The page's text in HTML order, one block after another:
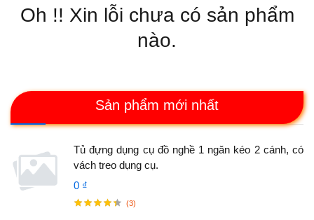
Sản phẩm mới nhất
Tủ đựng dụng cụ đồ nghề 1 ngăn kéo 2 cánh, có
vách treo dụng cụ.
0 ₫
(3)
Oh !! Xin lỗi chưa có sản phẩm
nào.